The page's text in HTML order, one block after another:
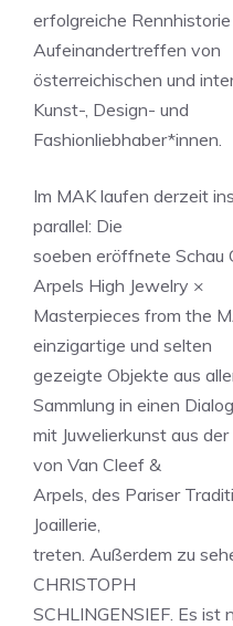
erfolgreiche
Aufeinandertreffen von
österreichischen und
Kunst-, Design- und
Fashionliebhaber*innen.
Im MAK laufen derzeit
parallel: Die
soeben eröffnete Schau
Arpels High Jewelry ×
Masterpieces from the
einzigartige und selten
gezeigte Objekte aus
Sammlung in einen Dialog
mit Juwelierkunst aus
von Van Cleef &
Arpels, des Pariser
Joaillerie,
treten. Außerdem zu
CHRISTOPH
SCHLINGENSIEF. Es ist